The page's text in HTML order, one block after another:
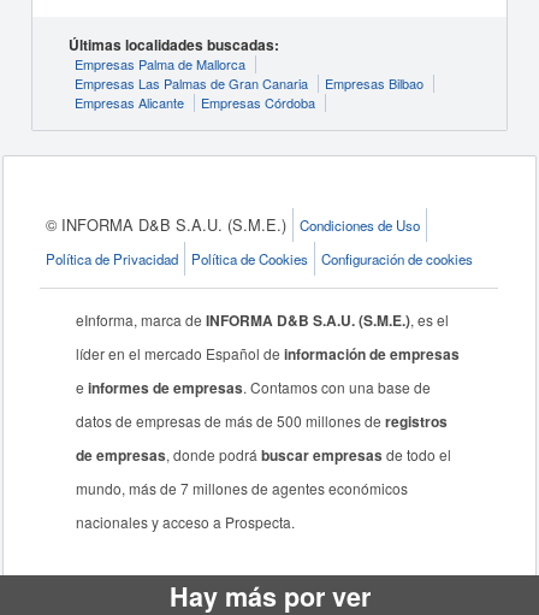
Últimas localidades buscadas:
Empresas Palma de Mallorca
Empresas Las Palmas de Gran Canaria
Empresas Bilbao
Empresas Alicante
Empresas Córdoba
© INFORMA D&B S.A.U. (S.M.E.)
Condiciones de Uso
Política de Privacidad
Política de Cookies Configuración de cookies
eInforma, marca deINFORMA D&B S.A.U. (S.M.E.), es el
líder en el mercado Español deinformación de empresas
einformes de empresas. Contamos con una base de
datos de empresas de más de 500 millones deregistros
de empresas, donde podrábuscar empresas de todo el
mundo, más de 7 millones de agentes económicos
nacionales y acceso a Prospecta.
Hay más por ver